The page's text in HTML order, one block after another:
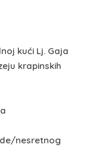
kući Lj. Gaja
krapinskih
nesretnog